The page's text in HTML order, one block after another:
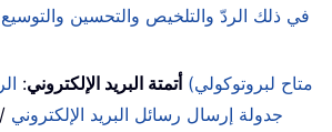
في ذلك الردّ والتلخيص والتحسين والتوسيع
أتمتة البريد الإلكتروني:
جدولة إرسال رسائل البريد الإلكتروني /